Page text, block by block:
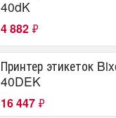
40dK
4 882 ₽
Принтер этикеток
40DEK
16 447 ₽